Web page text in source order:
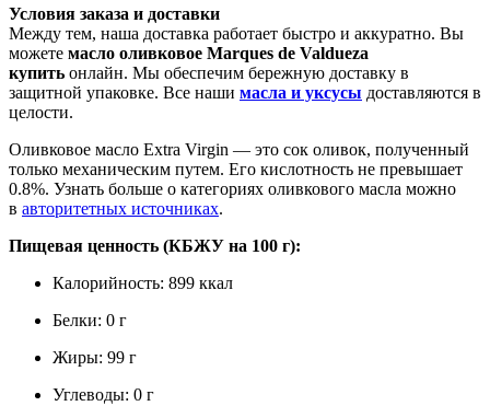
Условия заказа и доставки
Между тем, наша доставка работает быстро и аккуратно. Вы
можете масло оливковое Marques de Valdueza
купить онлайн. Мы обеспечим бережную доставку в
защитной упаковке. Все наши масла и уксусы доставляются в
целости.
Оливковое масло Extra Virgin — это сок оливок, полученный
только механическим путем. Его кислотность не превышает
0.8%. Узнать больше о категориях оливкового масла можно
в авторитетных источниках.
Пищевая ценность (КБЖУ на 100 г):
Калорийность: 899 ккал
Белки: 0 г
Жиры: 99 г
Углеводы: 0 г